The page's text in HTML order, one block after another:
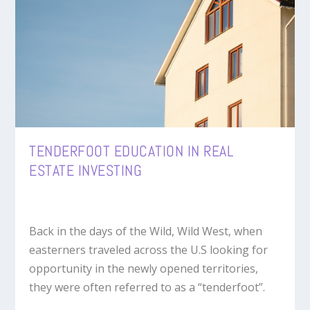
TENDERFOOT EDUCATION IN REAL
ESTATE INVESTING
Back in the days of the Wild, Wild West, when
easterners traveled across the U.S looking for
opportunity in the newly opened territories,
they were often referred to as a “tenderfoot”.